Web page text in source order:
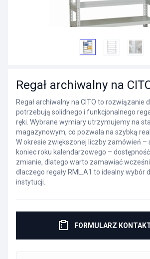
Regał archiwalny na
Regał archiwalny na CITO to rozwiązanie
potrzebują solidnego i funkcjonalnego
ręki. Wybrane wymiary utrzymujemy na
magazynowym, co pozwala na szybką
W okresie zwiększonej liczby zamówień –
koniec roku kalendarzowego –
zmianie, dlatego warto zamawiać
dlaczego regały RML.A1 to idealny wybór
instytucji.
FORMULARZ